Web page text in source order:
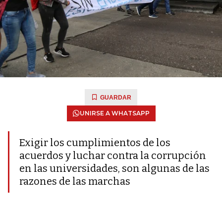
GUARDAR
UNIRSE A WHATSAPP
Exigir los cumplimientos de los
acuerdos y luchar contra la corrupción
en las universidades, son algunas de las
razones de las marchas